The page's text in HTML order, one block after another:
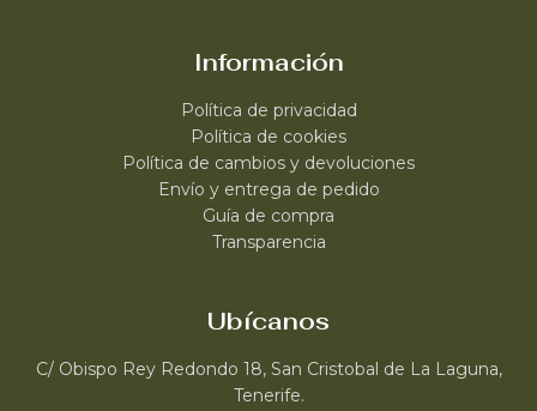
Información
Política de privacidad
Política de cookies
Política de cambios y devoluciones
Envío y entrega de pedido
Guía de compra
Transparencia
Ubícanos
C/ Obispo Rey Redondo 18, San Cristobal de La Laguna,
Tenerife.